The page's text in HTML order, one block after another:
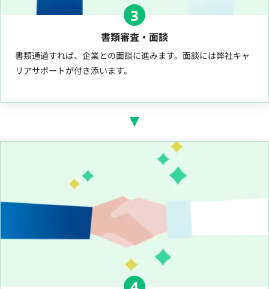
3
書類審査・面談
書類通過すれば、企業との面談に進みます。面談には弊社キャ
リアサポートが付き添います。